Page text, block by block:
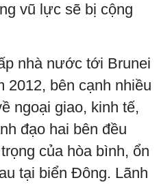
vũ lực sẽ bị cộng
nhà nước tới Brunei
2012, bên cạnh nhiều
ngoại giao, kinh tế,
đạo hai bên đều
của hòa bình, ổn
tại biển Đông. Lãnh